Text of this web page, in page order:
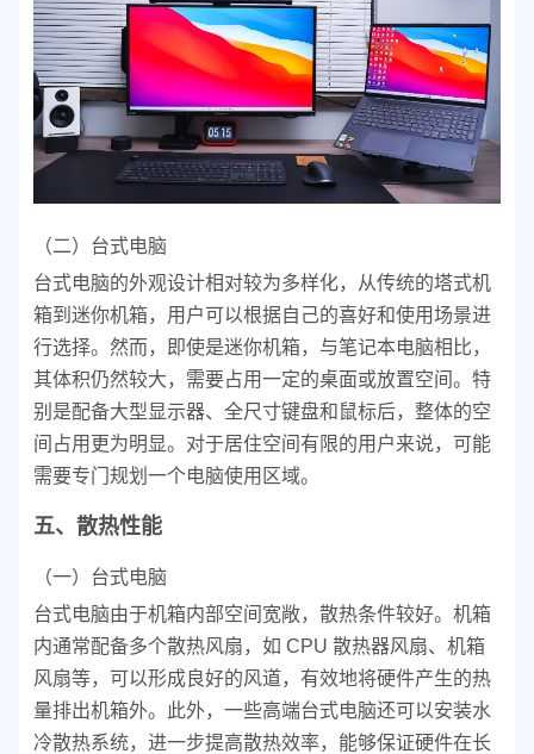
（二）台式电脑
台式电脑的外观设计相对较为多样化，从传统的塔式机
箱到迷你机箱，用户可以根据自己的喜好和使用场景进
行选择。然而，即使是迷你机箱，与笔记本电脑相比，
其体积仍然较大，需要占用一定的桌面或放置空间。特
别是配备大型显示器、全尺寸键盘和鼠标后，整体的空
间占用更为明显。对于居住空间有限的用户来说，可能
需要专门规划一个电脑使用区域。
五、散热性能
（一）台式电脑
台式电脑由于机箱内部空间宽敞，散热条件较好。机箱
内通常配备多个散热风扇，如 CPU 散热器风扇、机箱
风扇等，可以形成良好的风道，有效地将硬件产生的热
量排出机箱外。此外，一些高端台式电脑还可以安装水
冷散热系统，进一步提高散热效率，能够保证硬件在长